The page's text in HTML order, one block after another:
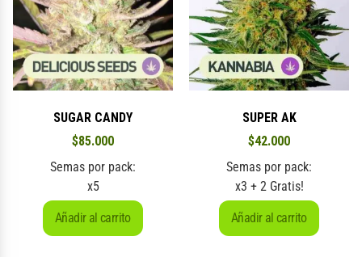
SUGAR CANDY
$85.000
Semas por pack:
x5
Añadir al carrito
SUPER AK
$42.000
Semas por pack:
x3 + 2 Gratis!
Añadir al carrito